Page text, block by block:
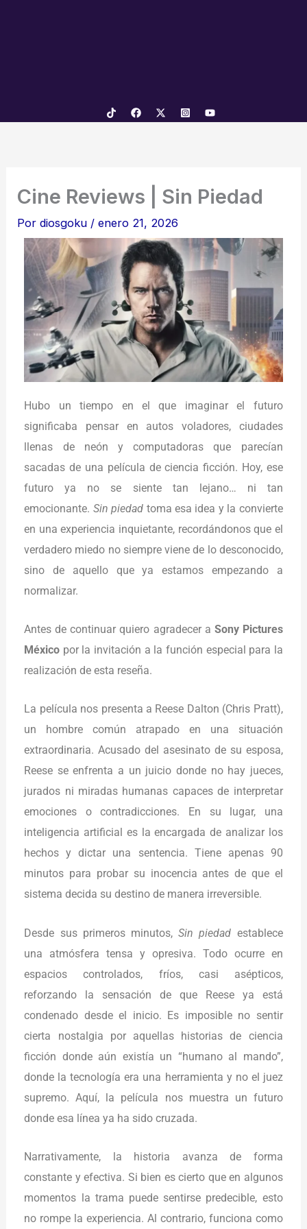
Cine Reviews | Sin Piedad
Pordiosgoku /enero 21, 2026
Hubo un tiempo en el que imaginar el futuro
significaba pensar en autos voladores, ciudades
llenas de neón y computadoras que parecían
sacadas de una película de ciencia ficción. Hoy, ese
futuro ya no se siente tan lejano… ni tan
emocionante. Sin piedad toma esa idea y la convierte
en una experiencia inquietante, recordándonos que el
verdadero miedo no siempre viene de lo desconocido,
sino de aquello que ya estamos empezando a
normalizar.
Antes de continuar quiero agradecer a Sony Pictures
México por la invitación a la función especial para la
realización de esta reseña.
La película nos presenta a Reese Dalton (Chris Pratt),
un hombre común atrapado en una situación
extraordinaria. Acusado del asesinato de su esposa,
Reese se enfrenta a un juicio donde no hay jueces,
jurados ni miradas humanas capaces de interpretar
emociones o contradicciones. En su lugar, una
inteligencia artificial es la encargada de analizar los
hechos y dictar una sentencia. Tiene apenas 90
minutos para probar su inocencia antes de que el
sistema decida su destino de manera irreversible.
Desde sus primeros minutos,Sin piedad establece
una atmósfera tensa y opresiva. Todo ocurre en
espacios controlados, fríos, casi asépticos,
reforzando la sensación de que Reese ya está
condenado desde el inicio. Es imposible no sentir
cierta nostalgia por aquellas historias de ciencia
ficción donde aún existía un “humano al mando”,
donde la tecnología era una herramienta y no el juez
supremo. Aquí, la película nos muestra un futuro
donde esa línea ya ha sido cruzada.
Narrativamente, la historia avanza de forma
constante y efectiva. Si bien es cierto que en algunos
momentos la trama puede sentirse predecible, esto
no rompe la experiencia. Al contrario, funciona como